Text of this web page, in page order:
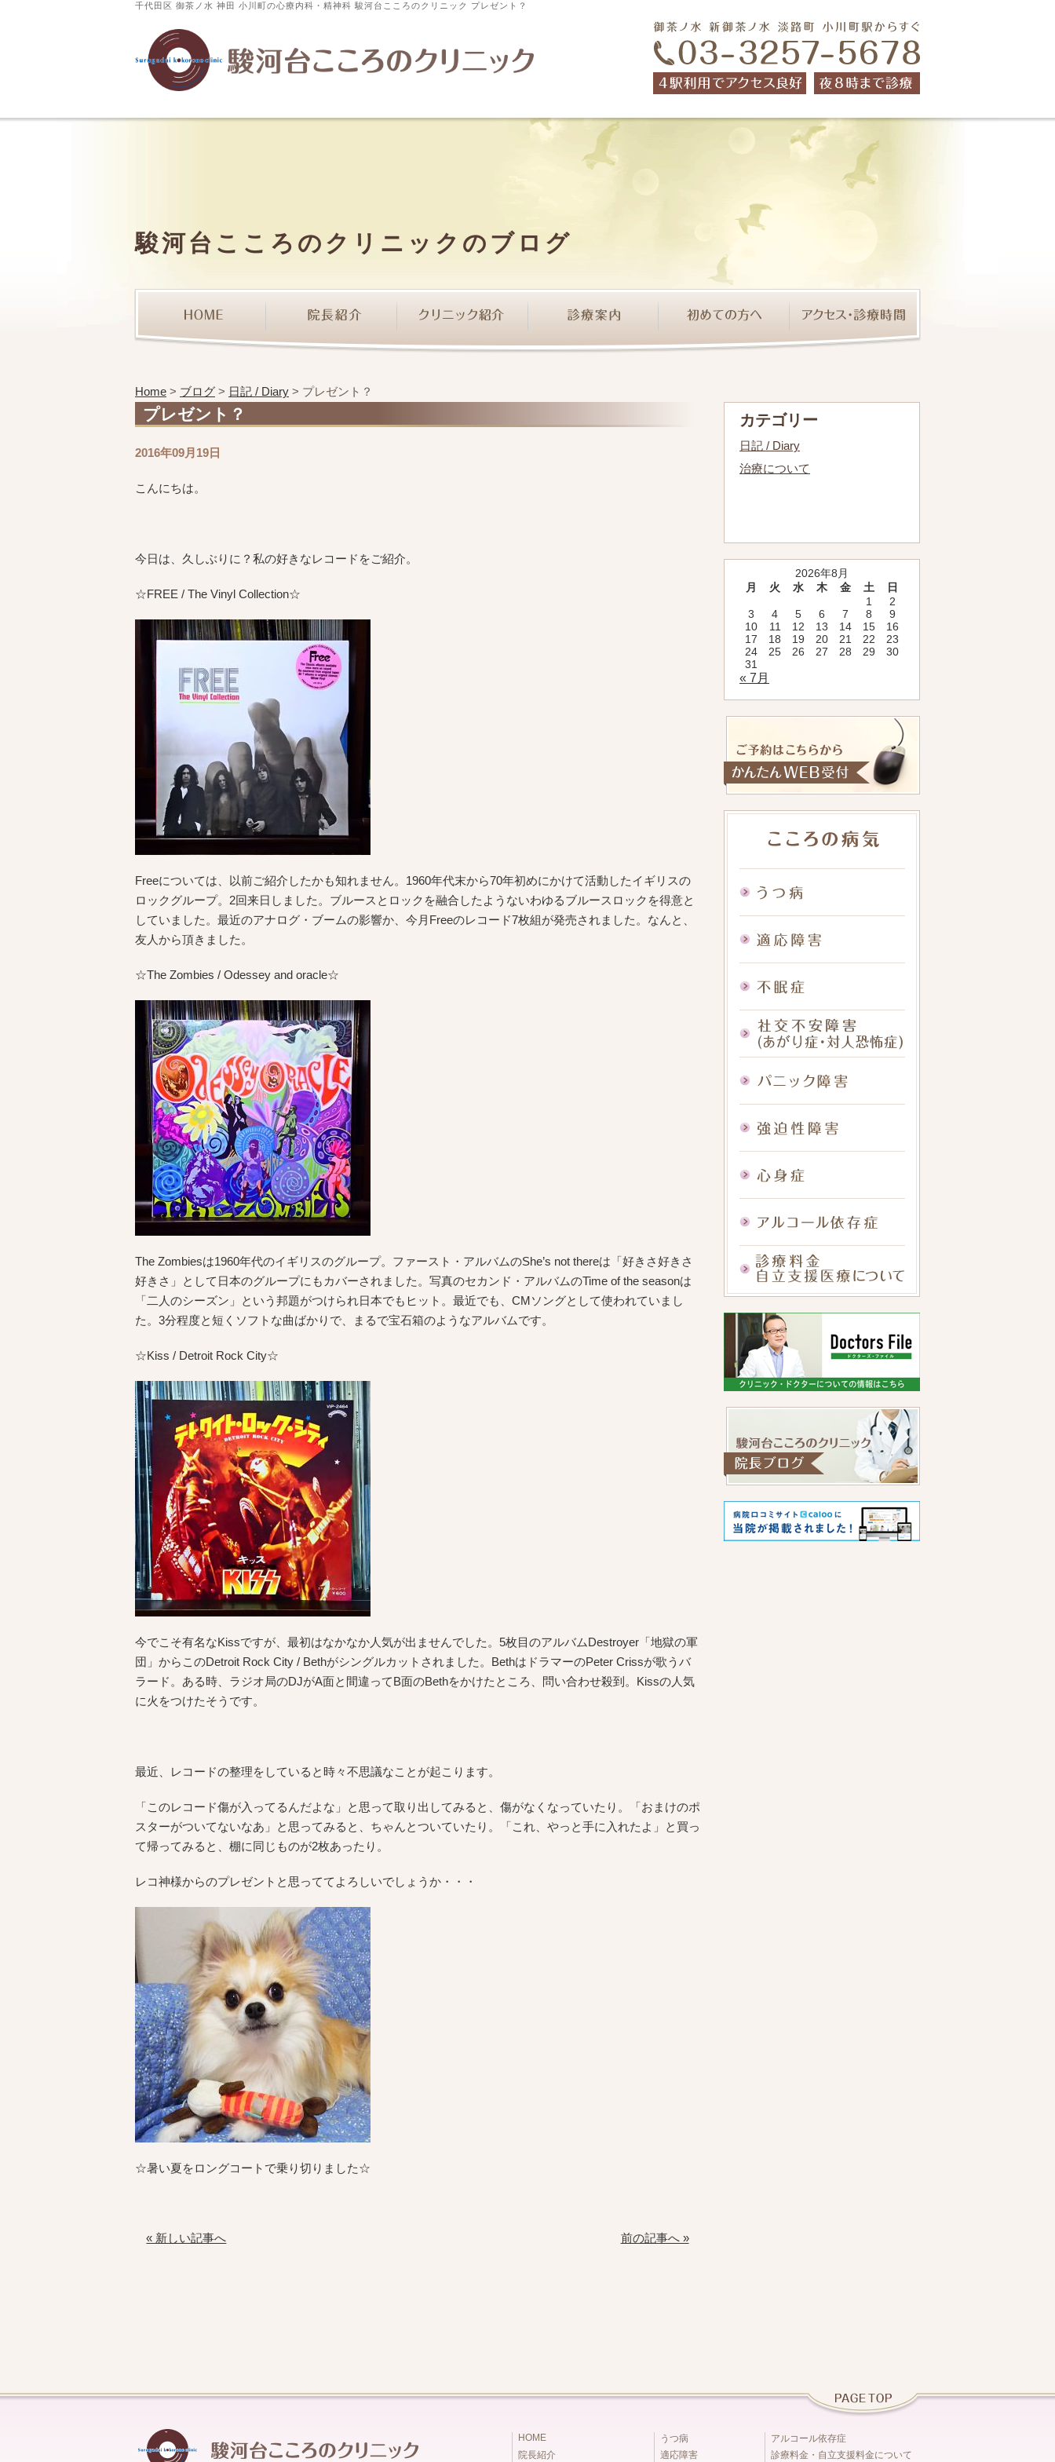
千代田区 御茶ノ水 神田 小川町の心療内科・精神科 駿河台こころのクリニック プレゼント？
駿河台こころのクリニックのブログ
Home > ブログ > 日記 / Diary > プレゼント？
プレゼント？
2016年09月19日
こんにちは。
今日は、久しぶりに？私の好きなレコードをご紹介。
☆FREE / The Vinyl Collection☆
Freeについては、以前ご紹介したかも知れません。1960年代末から70年初めにかけて活動したイギリスの
ロックグループ。2回来日しました。ブルースとロックを融合したようないわゆるブルースロックを得意と
していました。最近のアナログ・ブームの影響か、今月Freeのレコード7枚組が発売されました。なんと、
友人から頂きました。
☆The Zombies / Odessey and oracle☆
The Zombiesは1960年代のイギリスのグループ。ファースト・アルバムのShe’s not thereは「好きさ好きさ
好きさ」として日本のグループにもカバーされました。写真のセカンド・アルバムのTime of the seasonは
「二人のシーズン」という邦題がつけられ日本でもヒット。最近でも、CMソングとして使われていまし
た。3分程度と短くソフトな曲ばかりで、まるで宝石箱のようなアルバムです。
☆Kiss / Detroit Rock City☆
今でこそ有名なKissですが、最初はなかなか人気が出ませんでした。5枚目のアルバムDestroyer「地獄の軍
団」からこのDetroit Rock City / Bethがシングルカットされました。BethはドラマーのPeter Crissが歌うバ
ラード。ある時、ラジオ局のDJがA面と間違ってB面のBethをかけたところ、問い合わせ殺到。Kissの人気
に火をつけたそうです。
最近、レコードの整理をしていると時々不思議なことが起こります。
「このレコード傷が入ってるんだよな」と思って取り出してみると、傷がなくなっていたり。「おまけのポ
スターがついてないなあ」と思ってみると、ちゃんとついていたり。「これ、やっと手に入れたよ」と買っ
て帰ってみると、棚に同じものが2枚あったり。
レコ神様からのプレゼントと思っててよろしいでしょうか・・・
☆暑い夏をロングコートで乗り切りました☆
« 新しい記事へ 前の記事へ »
カテゴリー
日記 / Diary
治療について
2026年8月
月
火 水 木 金 土
日
1
2
3
4 5 6 7 8
9
10
11 12 13 14 15
16
17
18 19 20 21 22
23
24
25 26 27 28 29
30
31
« 7月
HOME
院長紹介
うつ病
適応障害
アルコール依存症
診療料金・自立支援料金について